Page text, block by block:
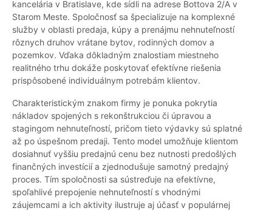
kancelária v Bratislave, kde sídli na adrese Bottova 2/A v
Starom Meste. Spoločnosť sa špecializuje na komplexné
služby v oblasti predaja, kúpy a prenájmu nehnuteľností
rôznych druhov vrátane bytov, rodinných domov a
pozemkov. Vďaka dôkladným znalostiam miestneho
realitného trhu dokáže poskytovať efektívne riešenia
prispôsobené individuálnym potrebám klientov.
Charakteristickým znakom firmy je ponuka pokrytia
nákladov spojených s rekonštrukciou či úpravou a
stagingom nehnuteľností, pričom tieto výdavky sú splatné
až po úspešnom predaji. Tento model umožňuje klientom
dosiahnuť vyššiu predajnú cenu bez nutnosti predošlých
finančných investícií a zjednodušuje samotný predajný
proces. Tím spoločnosti sa sústreďuje na efektívne,
spoľahlivé prepojenie nehnuteľností s vhodnými
záujemcami a ich aktivity ilustruje aj účasť v populárnej